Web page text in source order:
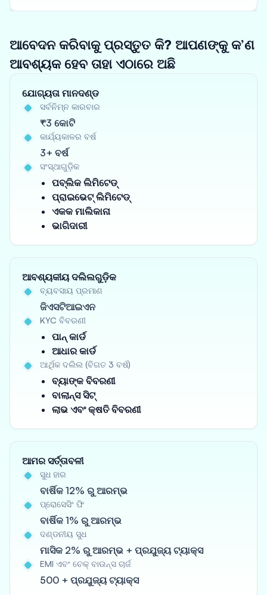
ଆବେଦନ କରିବାକୁ ପ୍ରସ୍ତୁତ କି? ଆପଣଙ୍କୁ କ’ଣ
ଆବଶ୍ୟକ ହେବ ତାହା ଏଠାରେ ଅଛି
ଯୋଗ୍ୟତା ମାନଦଣ୍ଡ
ସର୍ବନିମ୍ନ କାରବାର
₹3 କୋଟି
କାର୍ଯ୍ୟକାଳର ବର୍ଷ
3+ ବର୍ଷ
ସଂସ୍ଥାଗୁଡ଼ିକ
ପବ୍ଲିକ ଲିମିଟେଡ୍
ପ୍ରାଇଭେଟ୍ ଲିମିଟେଡ୍
ଏକକ ମାଲିକାନା
ଭାଗିଦାରୀ
ଆବଶ୍ୟକୀୟ ଦଲିଲଗୁଡ଼ିକ
ବ୍ୟବସାୟ ପ୍ରମାଣ
ଜିଏସଟିଆଇଏନ
KYC ବିବରଣୀ
ପାନ୍ କାର୍ଡ
ଆଧାର କାର୍ଡ
ଆର୍ଥିକ ଦଲିଲ (ବିଗତ 3 ବର୍ଷ)
ବ୍ୟାଙ୍କ ବିବରଣୀ
ବାଲାନ୍ସ ସିଟ୍
ଲାଭ ଏବଂ କ୍ଷତି ବିବରଣୀ
ଆମର ସର୍ତ୍ତାବଳୀ
ସୁଧ ହାର
ବାର୍ଷିକ 12% ରୁ ଆରମ୍ଭ
ପ୍ରୋସେସିଂ ଫି
ବାର୍ଷିକ 1% ରୁ ଆରମ୍ଭ
ଦଣ୍ଡନୀୟ ସୁଧ
ମାସିକ 2% ରୁ ଆରମ୍ଭ + ପ୍ରଯୁଜ୍ୟ ଟ୍ୟାକ୍ସ
EMI ଏବଂ ଚେକ୍ ବାଉନ୍ସ ଚାର୍ଜ
500 + ପ୍ରଯୁଜ୍ୟ ଟ୍ୟାକ୍ସ